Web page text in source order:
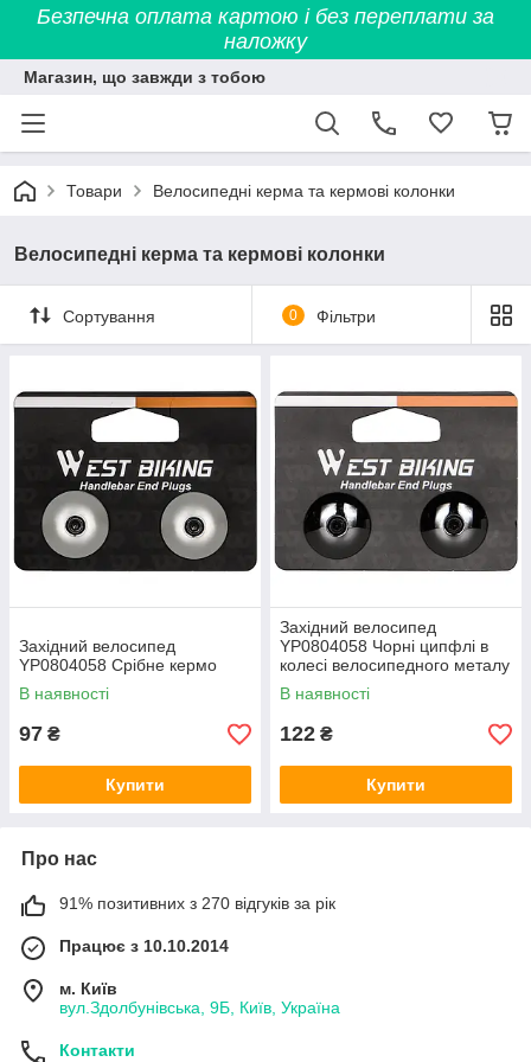
Безпечна оплата картою і без переплати за
наложку
Магазин, що завжди з тобою
Товари Велосипедні керма та кермові колонки
Велосипедні керма та кермові колонки
Сортування 0 Фільтри
Західний велосипед
YP0804058 Срібне кермо
В наявності
97 ₴
Купити
Західний велосипед
YP0804058 Чорні ципфлі в
колесі велосипедного металу
В наявності
122 ₴
Купити
Про нас
91% позитивних з 270 відгуків за рік
Працює з 10.10.2014
м. Київ
вул.Здолбунівська, 9Б, Київ, Україна
Контакти